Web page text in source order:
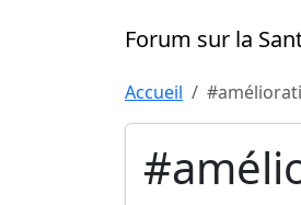
Forum sur la
Accueil